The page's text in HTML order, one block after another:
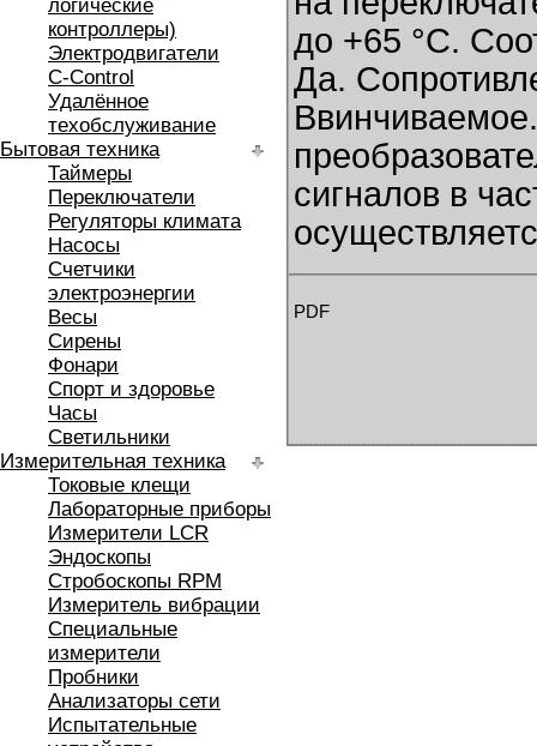
логические
контроллеры)
Электродвигатели
C-Control
Удалённое
техобслуживание
Бытовая техника
Таймеры
Переключатели
Регуляторы климата
Насосы
Счетчики
электроэнергии
Весы
Сирены
Фонари
Спорт и здоровье
Часы
Светильники
Измерительная техника
Токовые клещи
Лабораторные приборы
Измерители LCR
Эндоскопы
Стробоскопы RPM
Измеритель вибрации
Специальные
измерители
Пробники
Анализаторы сети
Испытательные
до +65 °C.
Да.
сигналов в
PDF